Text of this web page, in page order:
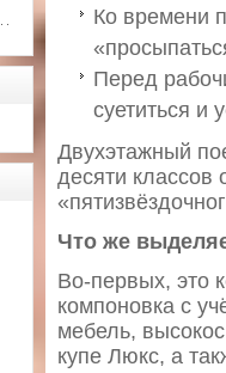
Ко времени
Перед
суетиться и
Двухэтажный
десяти классов
Что же
Во-первых, это
компоновка с
мебель,
купе Люкс, а